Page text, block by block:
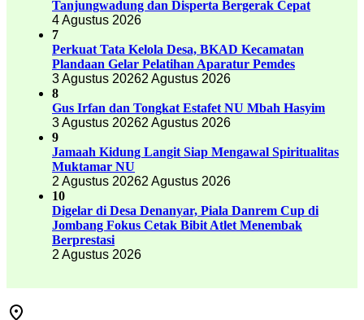
Tanjungwadung dan Disperta Bergerak Cepat
4 Agustus 2026
7
Perkuat Tata Kelola Desa, BKAD Kecamatan
Plandaan Gelar Pelatihan Aparatur Pemdes
3 Agustus 20262 Agustus 2026
8
Gus Irfan dan Tongkat Estafet NU Mbah Hasyim
3 Agustus 20262 Agustus 2026
9
Jamaah Kidung Langit Siap Mengawal Spiritualitas
Muktamar NU
2 Agustus 20262 Agustus 2026
10
Digelar di Desa Denanyar, Piala Danrem Cup di
Jombang Fokus Cetak Bibit Atlet Menembak
Berprestasi
2 Agustus 2026